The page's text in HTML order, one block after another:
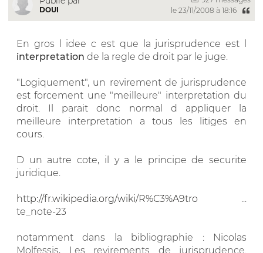
DOUI
le 23/11/2008 à 18:16
En gros l idee c est que la jurisprudence est l
interpretation de la regle de droit par le juge.
"Logiquement", un revirement de jurisprudence
est forcement une "meilleure" interpretation du
droit. Il parait donc normal d appliquer la
meilleure interpretation a tous les litiges en
cours.
D un autre cote, il y a le principe de securite
juridique.
http://fr.wikipedia.org/wiki/R%C3%A9tro
te_note-23
notamment dans la bibliographie : Nicolas
Molfessis, Les revirements de jurisprudence.